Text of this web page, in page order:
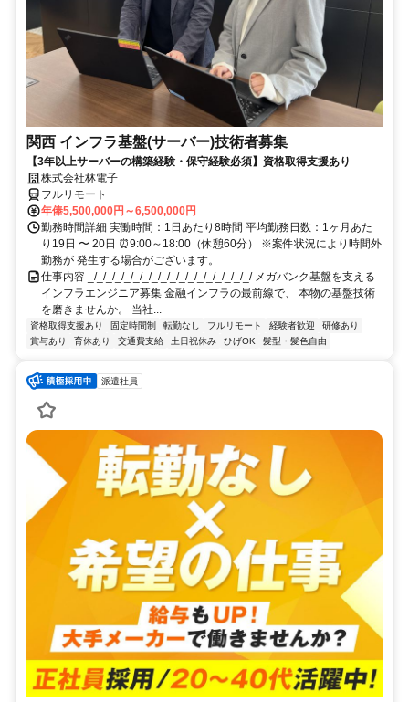
関西 インフラ基盤(サーバー)技術者募集
【3年以上サーバーの構築経験・保守経験必須】資格取得支援あり
株式会社林電子
フルリモート
年俸5,500,000円～6,500,000円
勤務時間詳細 実働時間：1日あたり8時間 平均勤務日数：1ヶ月あた
り19日 〜 20日 ⏰9:00～18:00（休憩60分） ※案件状況により時間外
勤務が 発生する場合がございます。
仕事内容 _/_/_/_/_/_/_/_/_/_/_/_/_/_/_/_/_/_/ メガバンク基盤を支える
インフラエンジニア募集 金融インフラの最前線で、 本物の基盤技術
を磨きませんか。 当社...
資格取得支援あり 固定時間制 転勤なし フルリモート 経験者歓迎
研修あり
賞与あり
育休あり 交通費支給 土日祝休み ひげOK 髪型・髪色自由
派遣社員